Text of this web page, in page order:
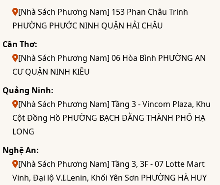
[Nhà Sách Phương Nam] 153 Phan Châu Trinh
PHƯỜNG PHƯỚC NINH QUẬN HẢI CHÂU
Cần Thơ:
[Nhà Sách Phương Nam] 06 Hòa Bình PHƯỜNG AN
CƯ QUẬN NINH KIỀU
Quảng Ninh:
[Nhà Sách Phương Nam] Tầng 3 - Vincom Plaza, Khu
Cột Đồng Hồ PHƯỜNG BẠCH ĐẰNG THÀNH PHỐ HẠ
LONG
Nghệ An:
[Nhà Sách Phương Nam] Tầng 3, 3F - 07 Lotte Mart
Vinh, Đại lộ V.I.Lenin, Khối Yên Sơn PHƯỜNG HÀ HUY